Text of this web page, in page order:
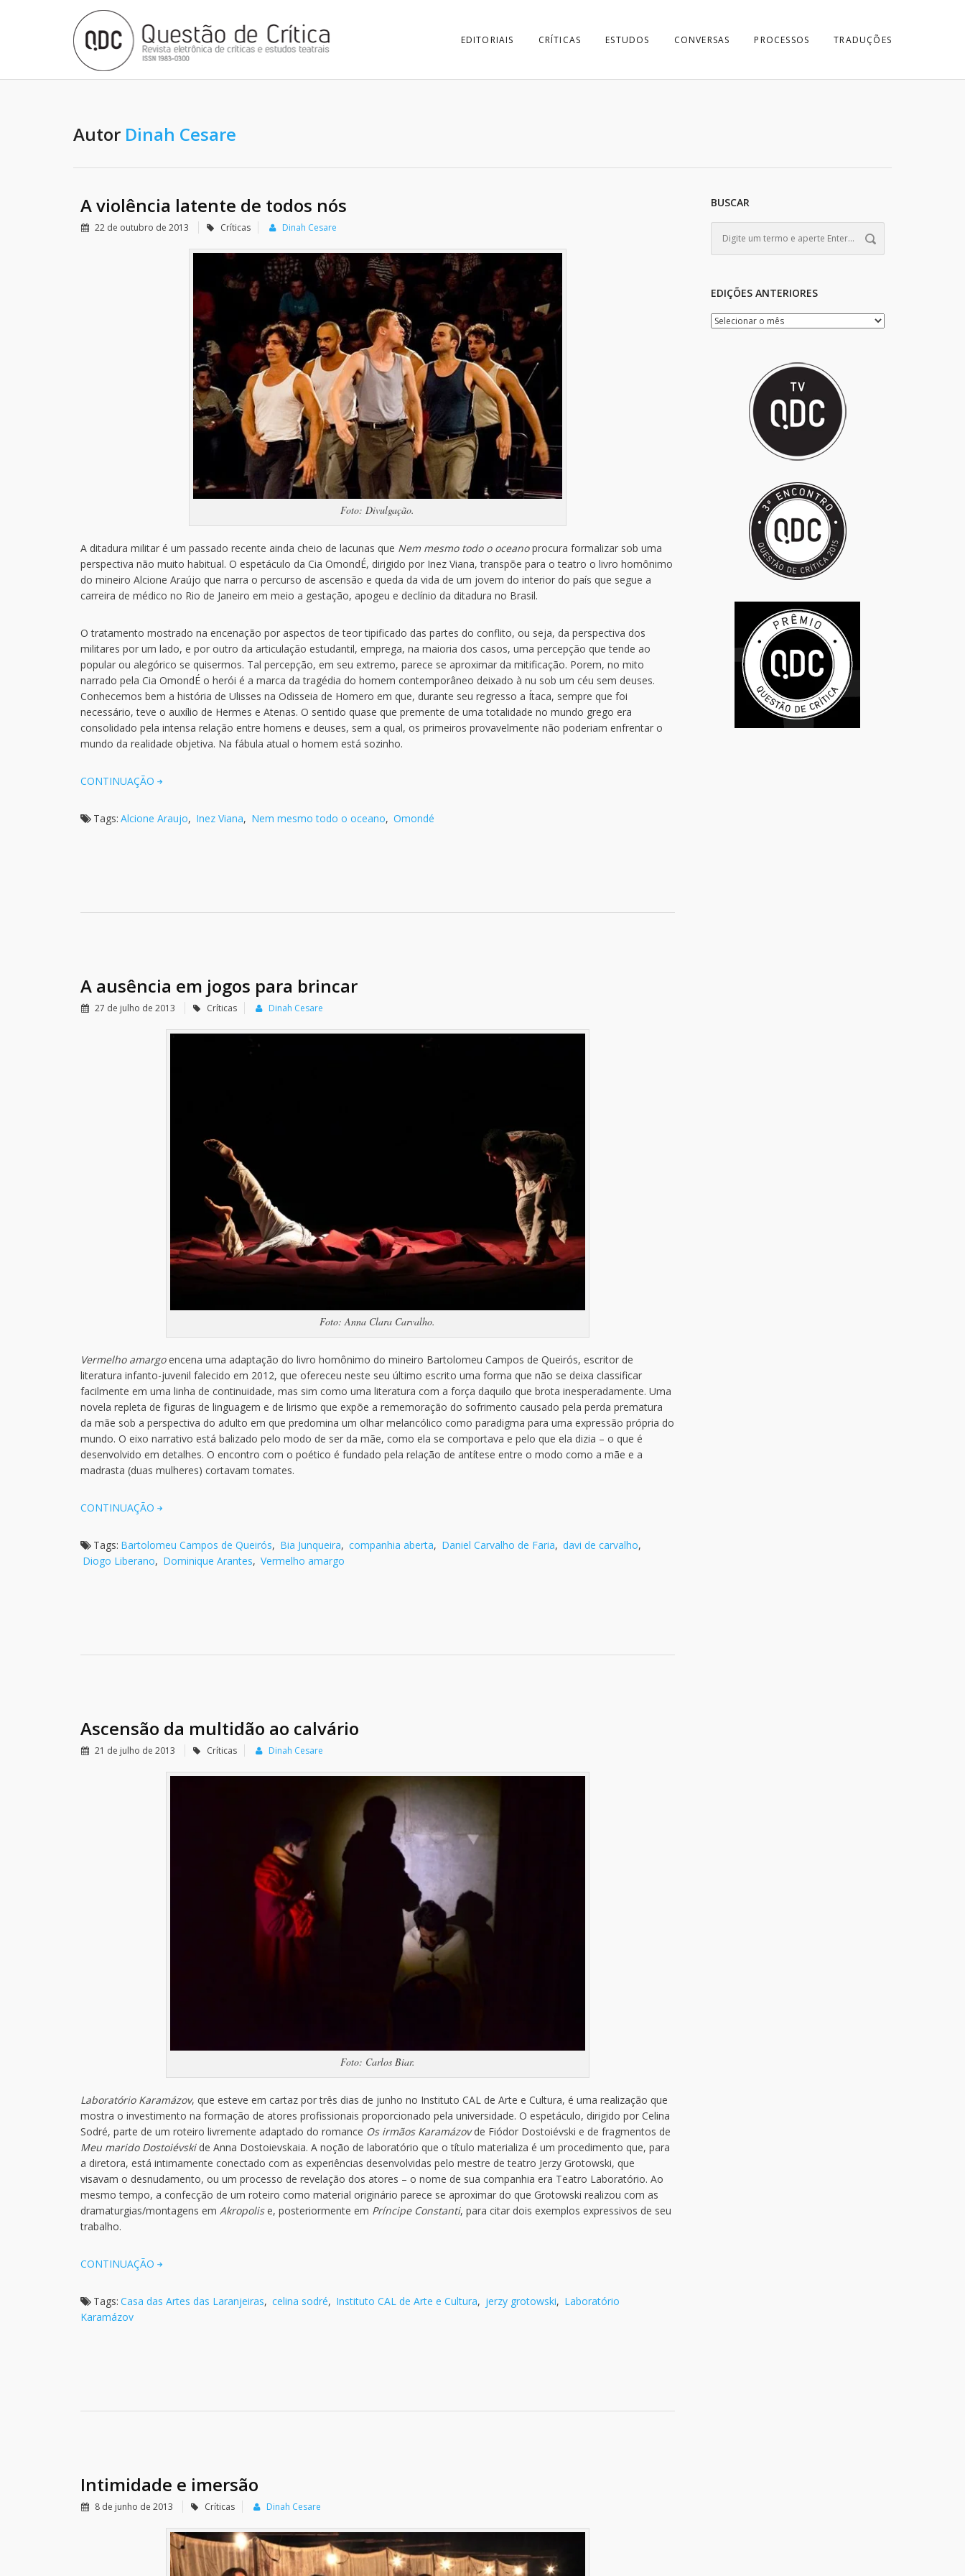
EDITORIAIS CRÍTICAS ESTUDOS CONVERSAS PROCESSOS TRADUÇÕES
Autor Dinah Cesare
A violência latente de todos nós
22 de outubro de 2013 Críticas Dinah Cesare
Foto: Divulgação.
A ditadura militar é um passado recente ainda cheio de lacunas que Nem mesmo todo o oceanoprocura formalizar sob uma
perspectiva não muito habitual. O espetáculo da Cia OmondÉ, dirigido por Inez Viana, transpõe para o teatro o livro homônimo
do mineiro Alcione Araújo que narra o percurso de ascensão e queda da vida de um jovem do interior do país que segue a
carreira de médico no Rio de Janeiro em meio a gestação, apogeu e declínio da ditadura no Brasil.
O tratamento mostrado na encenação por aspectos de teor tipificado das partes do conflito, ou seja, da perspectiva dos
militares por um lado, e por outro da articulação estudantil, emprega, na maioria dos casos, uma percepção que tende ao
popular ou alegórico se quisermos. Tal percepção, em seu extremo, parece se aproximar da mitificação. Porem, no mito
narrado pela Cia OmondÉ o herói é a marca da tragédia do homem contemporâneo deixado à nu sob um céu sem deuses.
Conhecemos bem a história de Ulisses na Odisseia de Homero em que, durante seu regresso a Ítaca, sempre que foi
necessário, teve o auxílio de Hermes e Atenas. O sentido quase que premente de uma totalidade no mundo grego era
consolidado pela intensa relação entre homens e deuses, sem a qual, os primeiros provavelmente não poderiam enfrentar o
mundo da realidade objetiva. Na fábula atual o homem está sozinho.
CONTINUAÇÃO
Tags: Alcione Araujo, Inez Viana, Nem mesmo todo o oceano, Omondé
A ausência em jogos para brincar
27 de julho de 2013 Críticas Dinah Cesare
Foto: Anna Clara Carvalho.
Vermelho amargoencena uma adaptação do livro homônimo do mineiro Bartolomeu Campos de Queirós, escritor de
literatura infanto-juvenil falecido em 2012, que ofereceu neste seu último escrito uma forma que não se deixa classificar
facilmente em uma linha de continuidade, mas sim como uma literatura com a força daquilo que brota inesperadamente. Uma
novela repleta de figuras de linguagem e de lirismo que expõe a rememoração do sofrimento causado pela perda prematura
da mãe sob a perspectiva do adulto em que predomina um olhar melancólico como paradigma para uma expressão própria do
mundo. O eixo narrativo está balizado pelo modo de ser da mãe, como ela se comportava e pelo que ela dizia – o que é
desenvolvido em detalhes. O encontro com o poético é fundado pela relação de antítese entre o modo como a mãe e a
madrasta (duas mulheres) cortavam tomates.
CONTINUAÇÃO
Tags: Bartolomeu Campos de Queirós, Bia Junqueira, companhia aberta, Daniel Carvalho de Faria, davi de carvalho,
Diogo Liberano, Dominique Arantes, Vermelho amargo
Ascensão da multidão ao calvário
21 de julho de 2013 Críticas Dinah Cesare
Foto: Carlos Biar.
Laboratório Karamázov, que esteve em cartaz por três dias de junho no Instituto CAL de Arte e Cultura, é uma realização que
mostra o investimento na formação de atores profissionais proporcionado pela universidade. O espetáculo, dirigido por Celina
Sodré, parte de um roteiro livremente adaptado do romance Os irmãos Karamázovde Fiódor Dostoiévski e de fragmentos de
Meu marido Dostoiévskide Anna Dostoievskaia. A noção de laboratório que o título materializa é um procedimento que, para
a diretora, está intimamente conectado com as experiências desenvolvidas pelo mestre de teatro Jerzy Grotowski, que
visavam o desnudamento, ou um processo de revelação dos atores – o nome de sua companhia era Teatro Laboratório. Ao
mesmo tempo, a confecção de um roteiro como material originário parece se aproximar do que Grotowski realizou com as
dramaturgias/montagens em Akropolise, posteriormente em Príncipe Constanti, para citar dois exemplos expressivos de seu
trabalho.
CONTINUAÇÃO
Tags: Casa das Artes das Laranjeiras, celina sodré, Instituto CAL de Arte e Cultura, jerzy grotowski, Laboratório
Karamázov
Intimidade e imersão
8 de junho de 2013 Críticas Dinah Cesare
BUSCAR
EDIÇÕES ANTERIORES